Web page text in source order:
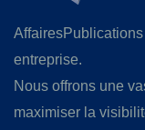
entreprise.
Nous offrons une
maximiser la